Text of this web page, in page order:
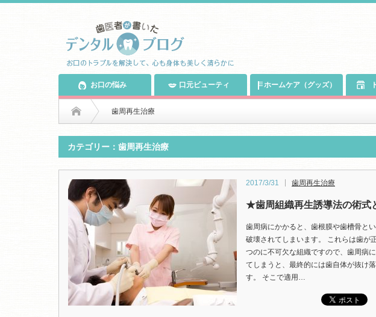
お口の悩み 口元ビューティ ホームケア（グッズ） ド
歯周再生治療
カテゴリー：歯周再生治療
2017/3/31 歯周再生治療
★歯周組織再生誘導法の術式
歯周病にかかると、歯根膜や歯槽骨と
破壊されてしまいます。 これらは歯が
つのに不可欠な組織ですので、歯周病
てしまうと、最終的には歯自体が抜け
す。 そこで適用…